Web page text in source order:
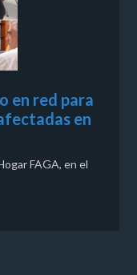
en red para
en
FAGA, en el